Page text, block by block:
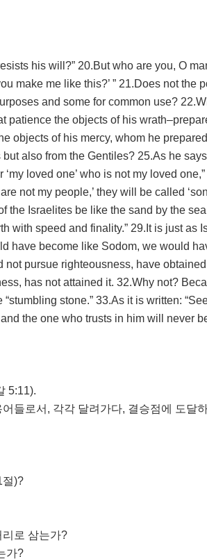
his will?” 20.But who are you, O
make me like this?’ ” 21.Does not the
and some for common use?
patience the objects of his
objects of his mercy, whom he
also from the Gentiles? 25.As he
loved one’ who is not my loved one,”
not my people,’ they will be called
the Israelites be like the sand by the
with speed and finality.” 29.It is just as
have become like Sodom, we would
not pursue righteousness, have
has not attained it. 32.Why not?
stone.” 33.As it is written:
the one who trusts in him will never
5:11).
들로서, 각각 달려가다, 결승점에 도달
절)?
리로 삼는가?
가?